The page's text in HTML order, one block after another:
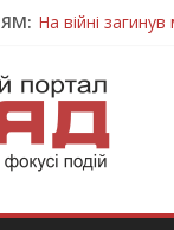
На війні
Захисник з
Тернопільщина
Вважався